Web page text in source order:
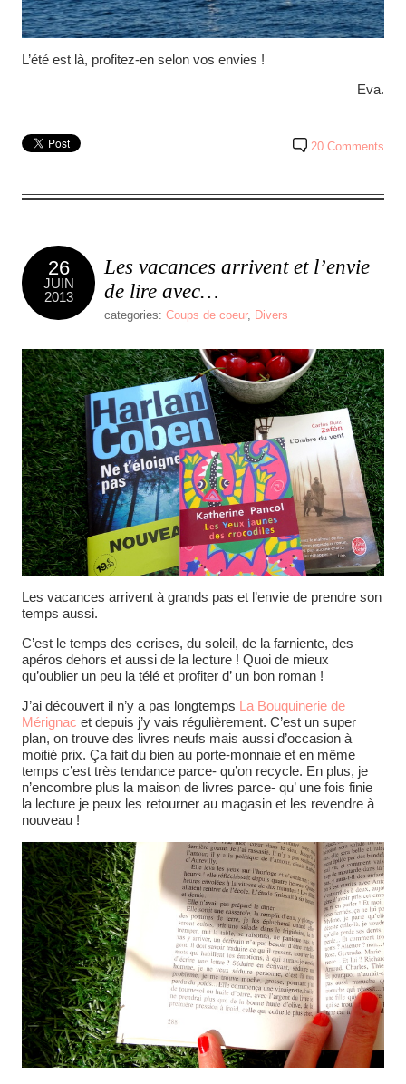
L’été est là, profitez-en selon vos envies !
Eva.
20 Comments
26
JUIN
2013
Les vacances arrivent et l’envie
de lire avec…
categories: Coups de coeur, Divers
Les vacances arrivent à grands pas et l’envie de prendre son
temps aussi.
C’est le temps des cerises, du soleil, de la farniente, des
apéros dehors et aussi de la lecture ! Quoi de mieux
qu’oublier un peu la télé et profiter d’ un bon roman !
J’ai découvert il n’y a pas longtemps La Bouquinerie de
Mérignac et depuis j’y vais régulièrement. C’est un super
plan, on trouve des livres neufs mais aussi d’occasion à
moitié prix. Ça fait du bien au porte-monnaie et en même
temps c’est très tendance parce- qu’on recycle. En plus, je
n’encombre plus la maison de livres parce- qu’ une fois finie
la lecture je peux les retourner au magasin et les revendre à
nouveau !